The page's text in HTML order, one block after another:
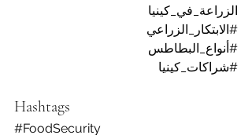
الزراعة_في_كينيا
#الابتكار_الزراعي
#أنواع_البطاطس
#شراكات_كينيا
Hashtags
#FoodSecurity